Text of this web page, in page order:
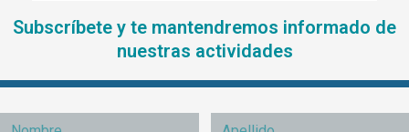
Subscríbete y te mantendremos informado de
nuestras actividades